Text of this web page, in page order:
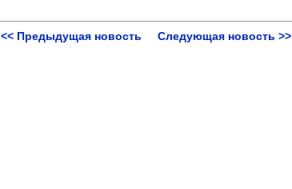
<< Предыдущая новость Следующая новость >>